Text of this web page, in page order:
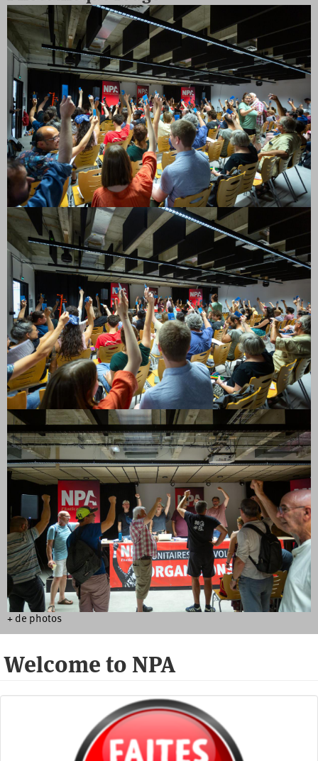
+ de photos
Welcome to NPA